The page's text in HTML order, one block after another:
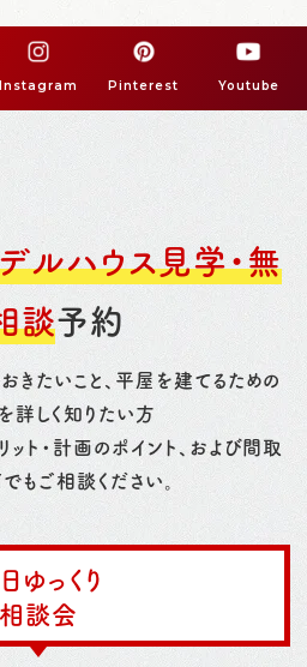
Instagram Pinterest Youtube
ルハウス見学・無
談予約
きたいこと、平屋を建てるための
詳しく知りたい方
ット・計画のポイント、および間取
もご相談ください。
ゆっくり
相談会